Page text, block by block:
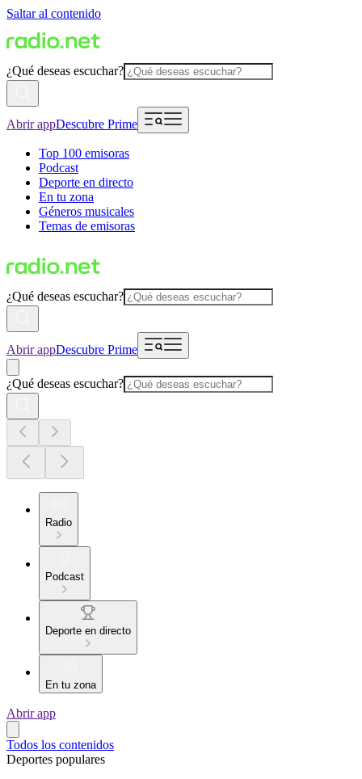
Saltar al contenido
¿Qué deseas escuchar?
Abrir appDescubre Prime
Top 100 emisoras
Podcast
Deporte en directo
En tu zona
Géneros musicales
Temas de emisoras
¿Qué deseas escuchar?
Abrir appDescubre Prime
¿Qué deseas escuchar?
Radio
Podcast
Deporte en directo
En tu zona
Abrir app
Todos los contenidos
Deportes populares